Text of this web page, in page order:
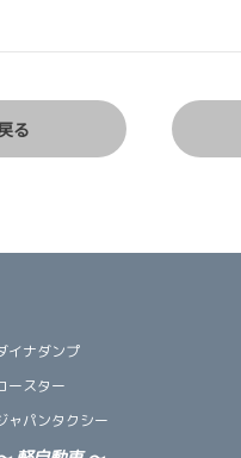
る
イナダンプ
ースター
ャパンタクシー